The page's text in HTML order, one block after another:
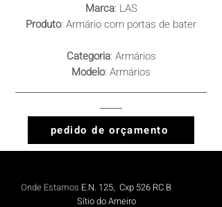
Marca: LAS
Produto: Armário com portas de bater
Categoria: Armários
Modelo: Armários
pedido de orçamento
Onde Estamos E.N. 125, Cxp 526 RC B
Sítio do Arneiro